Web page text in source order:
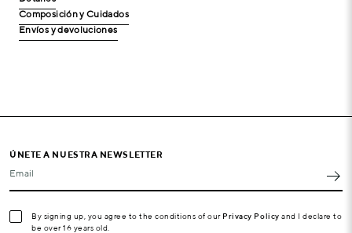
Composición y Cuidados
Envíos y devoluciones
ÚNETE A NUESTRA NEWSLETTER
Email
By signing up, you agree to the conditions of our Privacy Policy and I declare to
be over 16 years old.